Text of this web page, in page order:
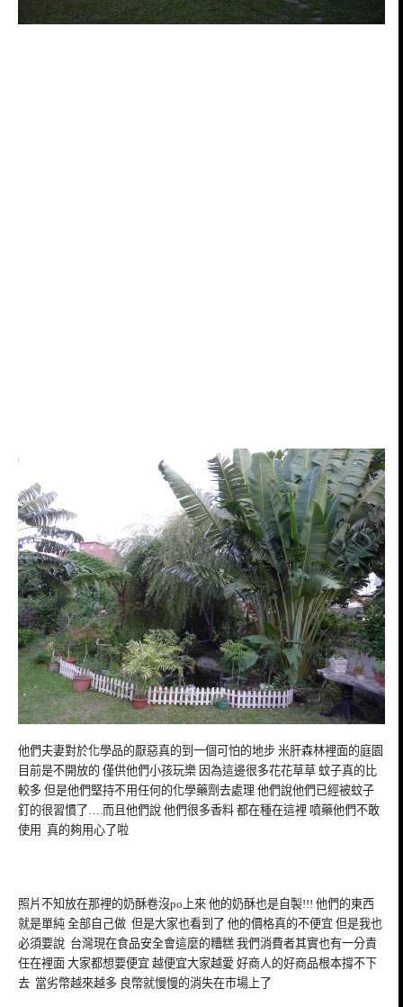
他們夫妻對於化學品的厭惡真的到一個可怕的地步 米肝森林裡面的庭園
目前是不開放的 僅供他們小孩玩樂 因為這邊很多花花草草 蚊子真的比
較多 但是他們堅持不用任何的化學藥劑去處理 他們說他們已經被蚊子
釘的很習慣了….而且他們說 他們很多香料 都在種在這裡 噴藥他們不敢
使用 真的夠用心了啦
照片不知放在那裡的奶酥卷沒po上來 他的奶酥也是自製!!! 他們的東西
就是單純 全部自己做 但是大家也看到了 他的價格真的不便宜 但是我也
必須要說 台灣現在食品安全會這麼的糟糕 我們消費者其實也有一分責
任在裡面 大家都想要便宜 越便宜大家越愛 好商人的好商品根本撐不下
去 當劣幣越來越多 良幣就慢慢的消失在市場上了